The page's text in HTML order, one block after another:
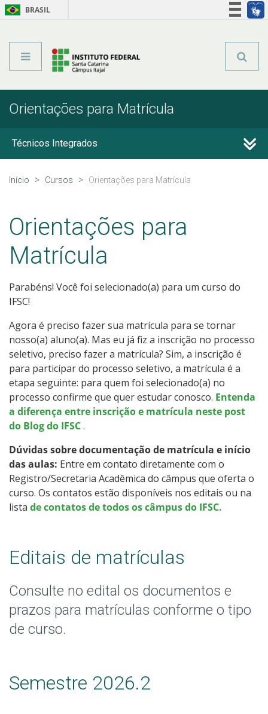
BRASIL
Orientações para Matrícula
Técnicos Integrados
Técnicos Subsequentes
Graduação
Mestrado
Educação a Distância
Todos os Cursos
Processo de Inscrição
Resultados
Resultados Vagas Remanescentes
Calendário de inscrições
Cotas
Vagas Ociosas
Início Cursos Orientações para Matrícula
Orientações para
Matrícula
Parabéns! Você foi selecionado(a) para um curso do
IFSC!
Agora é preciso fazer sua matrícula para se tornar
nosso(a) aluno(a). Mas eu já fiz a inscrição no processo
seletivo, preciso fazer a matrícula? Sim, a inscrição é
para participar do processo seletivo, a matrícula é a
etapa seguinte: para quem foi selecionado(a) no
processo confirme que quer estudar conosco. Entenda
a diferença entre inscrição e matrícula neste post
do Blog do IFSC.
Dúvidas sobre documentação de matrícula e início
das aulas: Entre em contato diretamente com o
Registro/Secretaria Acadêmica do câmpus que oferta o
curso. Os contatos estão disponíveis nos editais ou na
lista de contatos de todos os câmpus do IFSC.
Editais de matrículas
Consulte no edital os documentos e
prazos para matrículas conforme o tipo
de curso.
Semestre 2026.2